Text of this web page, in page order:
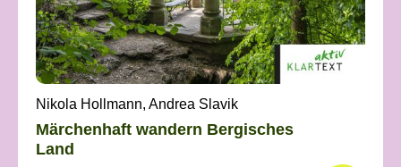
Nikola Hollmann, Andrea Slavik
Märchenhaft wandern Bergisches
Land